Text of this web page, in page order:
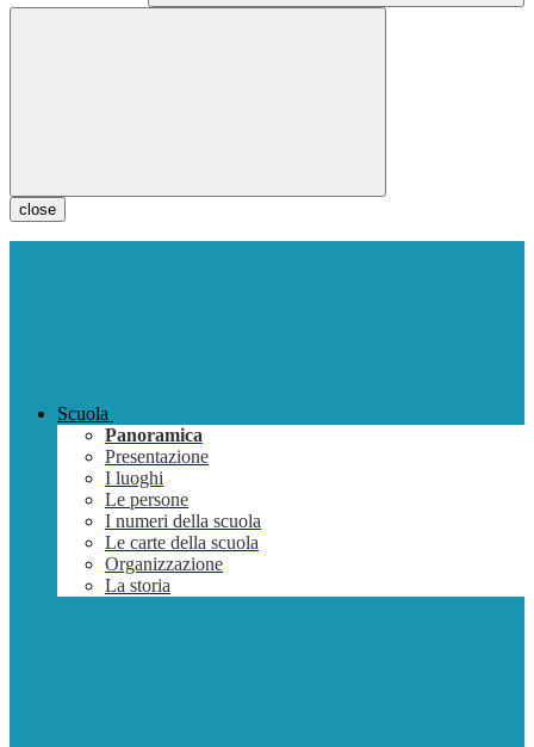
close
Scuola
Panoramica
Presentazione
I luoghi
Le persone
I numeri della scuola
Le carte della scuola
Organizzazione
La storia